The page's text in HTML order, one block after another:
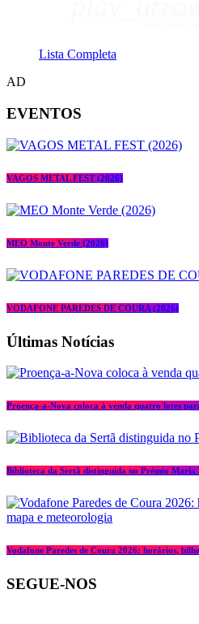
Lista Completa
AD
EVENTOS
VAGOS METAL FEST (2026)
MEO Monte Verde (2026)
VODAFONE PAREDES DE COURA (2026)
Últimas Notícias
Proença-a-Nova coloca à venda quatro lotes
Biblioteca da Sertã distinguida no Prémio Maria
Vodafone Paredes de Coura 2026: horários,
SEGUE-NOS